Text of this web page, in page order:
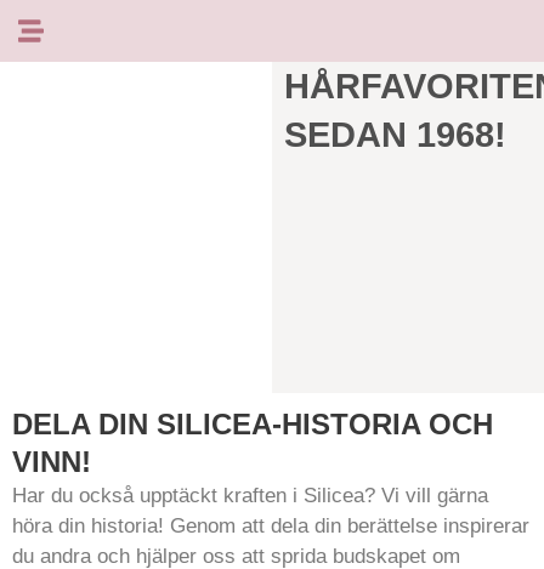
Hoppa
till
SEDAN 1968!
DELA DIN SILICEA-HISTORIA OCH
VINN!
Har du också upptäckt kraften i Silicea? Vi vill gärna
höra din historia! Genom att dela din berättelse inspirerar
du andra och hjälper oss att sprida budskapet om